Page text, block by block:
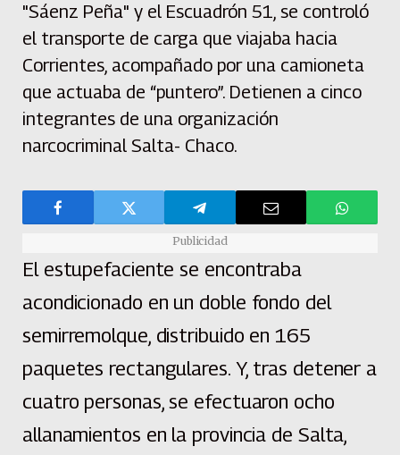
"Sáenz Peña" y el Escuadrón 51, se controló
el transporte de carga que viajaba hacia
Corrientes, acompañado por una camioneta
que actuaba de “puntero”. Detienen a cinco
integrantes de una organización
narcocriminal Salta- Chaco.
Publicidad
El estupefaciente se encontraba
acondicionado en un doble fondo del
semirremolque, distribuido en 165
paquetes rectangulares. Y, tras detener a
cuatro personas, se efectuaron ocho
allanamientos en la provincia de Salta,